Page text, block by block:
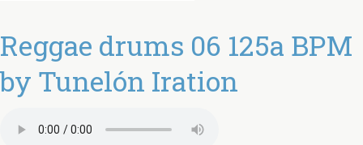
Reggae drums 06 125a BPM
by Tunelón Iration